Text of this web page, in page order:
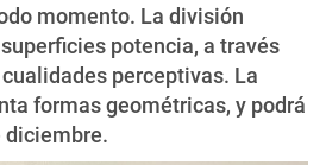
momento. La división
potencia, a través
perceptivas. La
formas geométricas, y podrá
diciembre.